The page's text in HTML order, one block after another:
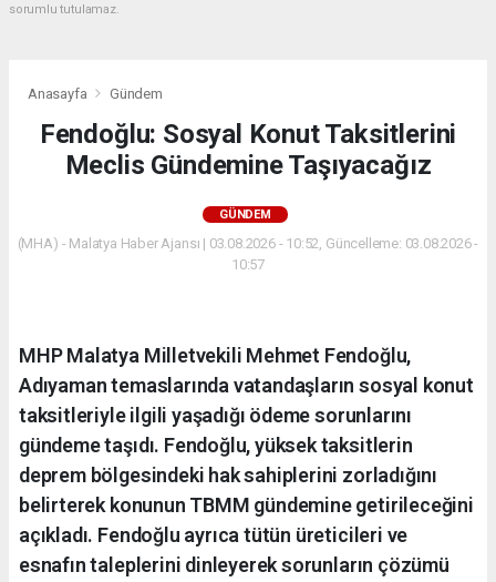
sorumlu tutulamaz.
Anasayfa Gündem
Fendoğlu: Sosyal Konut Taksitlerini
Meclis Gündemine Taşıyacağız
GÜNDEM
(MHA) - Malatya Haber Ajansı | 03.08.2026 - 10:52, Güncelleme: 03.08.2026 -
10:57
MHP Malatya Milletvekili Mehmet Fendoğlu,
Adıyaman temaslarında vatandaşların sosyal konut
taksitleriyle ilgili yaşadığı ödeme sorunlarını
gündeme taşıdı. Fendoğlu, yüksek taksitlerin
deprem bölgesindeki hak sahiplerini zorladığını
belirterek konunun TBMM gündemine getirileceğini
açıkladı. Fendoğlu ayrıca tütün üreticileri ve
esnafın taleplerini dinleyerek sorunların çözümü